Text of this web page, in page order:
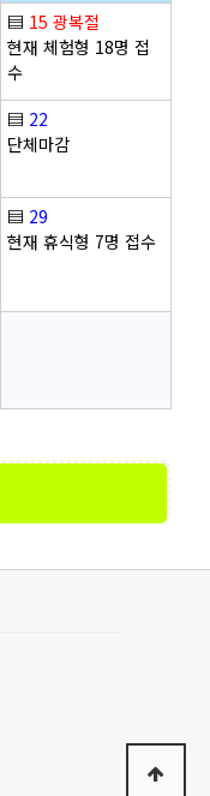
▤ 15 광복절
현재 체험형 18명 접
수
▤ 22
단체마감
▤ 29
현재 휴식형 7명 접수